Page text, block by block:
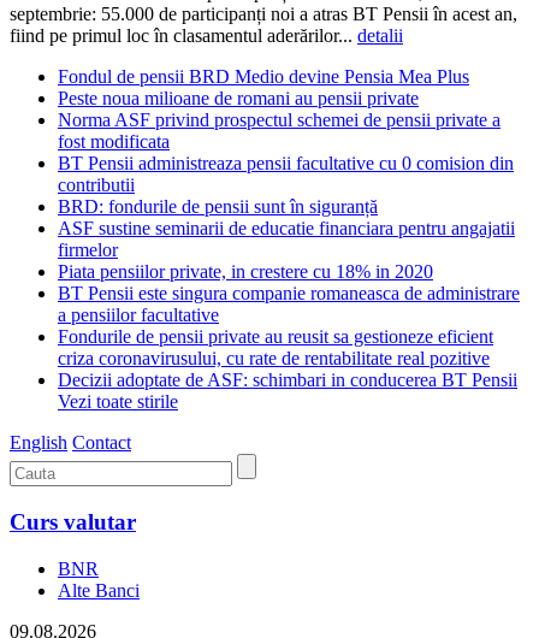
septembrie: 55.000 de participanți noi a atras BT Pensii în acest an,
fiind pe primul loc în clasamentul aderărilor... detalii
Fondul de pensii BRD Medio devine Pensia Mea Plus
Peste noua milioane de romani au pensii private
Norma ASF privind prospectul schemei de pensii private a
fost modificata
BT Pensii administreaza pensii facultative cu 0 comision din
contributii
BRD: fondurile de pensii sunt în siguranță
ASF sustine seminarii de educatie financiara pentru angajatii
firmelor
Piata pensiilor private, in crestere cu 18% in 2020
BT Pensii este singura companie romaneasca de administrare
a pensiilor facultative
Fondurile de pensii private au reusit sa gestioneze eficient
criza coronavirusului, cu rate de rentabilitate real pozitive
Decizii adoptate de ASF: schimbari in conducerea BT Pensii
Vezi toate stirile
English Contact
Curs valutar
BNR
Alte Banci
09.08.2026